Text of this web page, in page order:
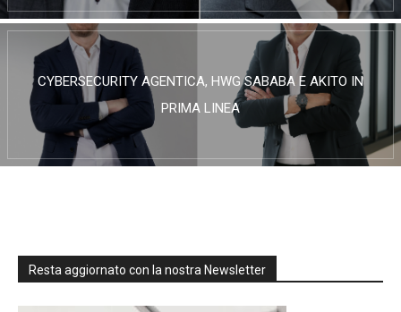
CYBERSECURITY AGENTICA, HWG SABABA E AKITO IN
PRIMA LINEA
Resta aggiornato con la nostra Newsletter